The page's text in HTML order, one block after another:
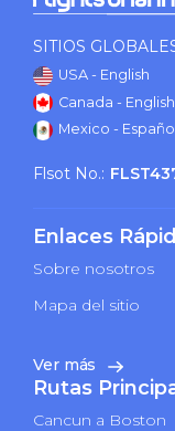
SITIOS
USA - English
Canada - English
Mexico - Español
Flsot No.:
Enlaces
Sobre nosotros
Mapa del sitio
Ver más
Rutas
Cancun a Boston